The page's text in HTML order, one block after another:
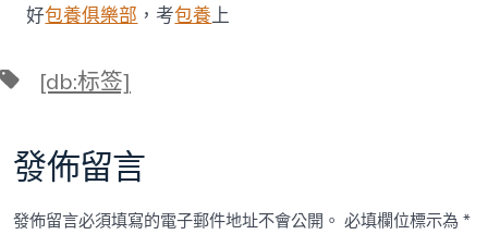
好包養俱樂部 ，考包養上
標 [db:标签]
發佈留言
發佈留言必須填寫的電子郵件地址不會公開。 必填欄位標示為*